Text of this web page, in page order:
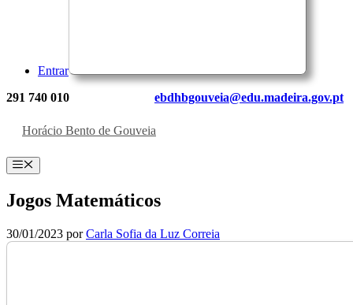
Entrar
291 740 010 ebdhbgouveia@edu.madeira.gov.pt
Horácio Bento de Gouveia
Menu
Jogos Matemáticos
30/01/2023 porCarla Sofia da Luz Correia